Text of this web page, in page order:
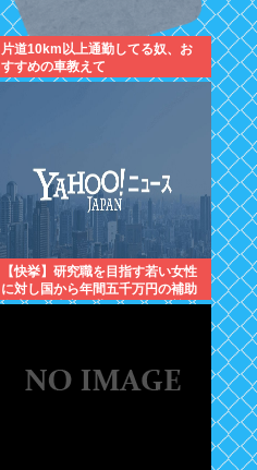
片道10km以上通勤してる奴、お
すすめの車教えて
【快挙】研究職を目指す若い女性
に対し国から年間五千万円の補助
金支給を決定！世界一位の男尊女